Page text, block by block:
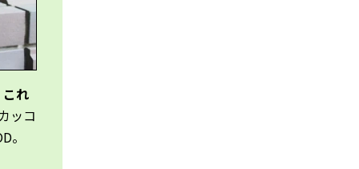
これ
ッコ
。